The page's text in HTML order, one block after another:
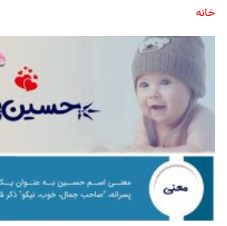
خانه